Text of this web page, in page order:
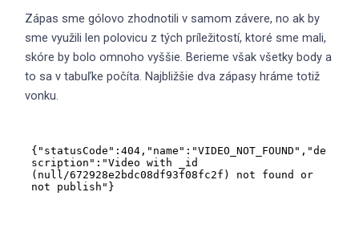
Zápas sme gólovo zhodnotili v samom závere, no ak by
sme využili len polovicu z tých príležitostí, ktoré sme mali,
skóre by bolo omnoho vyššie. Berieme však všetky body a
to sa v tabuľke počíta. Najbližšie dva zápasy hráme totiž
vonku.